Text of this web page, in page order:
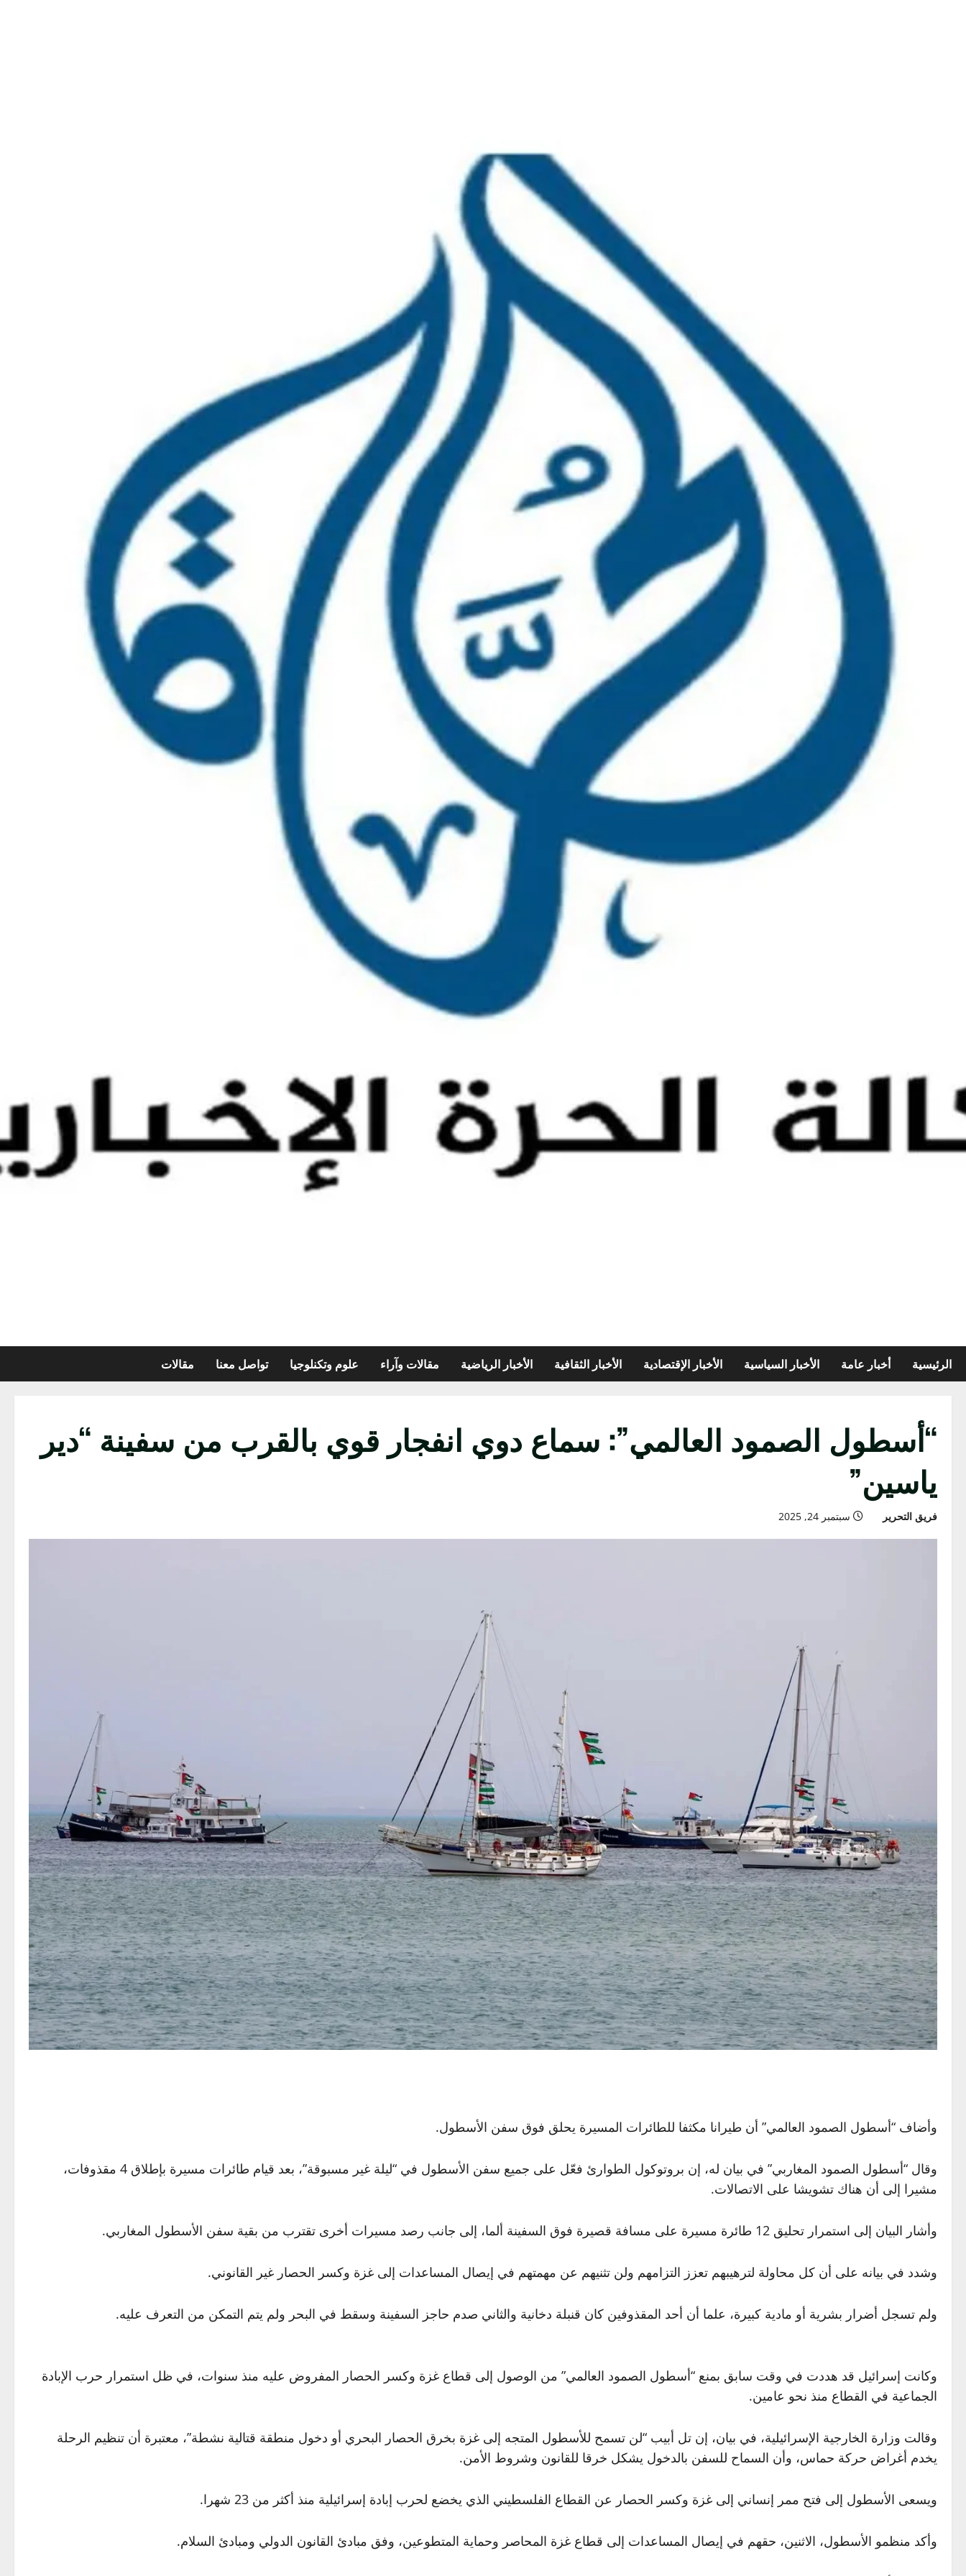
الرئيسية أخبار عامة الأخبار السياسية الأخبار الإقتصادية الأخبار الثقافية الأخبار الرياضية مقالات وآراء علوم وتكنلوجيا تواصل معنا مقالات
“أسطول الصمود العالمي”: سماع دوي انفجار قوي بالقرب من سفينة “دير
ياسين”
فريق التحرير سبتمبر 24, 2025
وأضاف “أسطول الصمود العالمي” أن طيرانا مكثفا للطائرات المسيرة يحلق فوق سفن الأسطول.
وقال “أسطول الصمود المغاربي” في بيان له، إن بروتوكول الطوارئ فعّل على جميع سفن الأسطول في “ليلة غير مسبوقة”، بعد قيام طائرات مسيرة بإطلاق 4 مقذوفات،
مشيرا إلى أن هناك تشويشا على الاتصالات.
وأشار البيان إلى استمرار تحليق 12 طائرة مسيرة على مسافة قصيرة فوق السفينة ألما، إلى جانب رصد مسيرات أخرى تقترب من بقية سفن الأسطول المغاربي.
وشدد في بيانه على أن كل محاولة لترهيبهم تعزز التزامهم ولن تثنيهم عن مهمتهم في إيصال المساعدات إلى غزة وكسر الحصار غير القانوني.
ولم تسجل أضرار بشرية أو مادية كبيرة، علما أن أحد المقذوفين كان قنبلة دخانية والثاني صدم حاجز السفينة وسقط في البحر ولم يتم التمكن من التعرف عليه.
وكانت إسرائيل قد هددت في وقت سابق بمنع “أسطول الصمود العالمي” من الوصول إلى قطاع غزة وكسر الحصار المفروض عليه منذ سنوات، في ظل استمرار حرب الإبادة
الجماعية في القطاع منذ نحو عامين.
وقالت وزارة الخارجية الإسرائيلية، في بيان، إن تل أبيب “لن تسمح للأسطول المتجه إلى غزة بخرق الحصار البحري أو دخول منطقة قتالية نشطة”، معتبرة أن تنظيم الرحلة
يخدم أغراض حركة حماس، وأن السماح للسفن بالدخول يشكل خرقا للقانون وشروط الأمن.
ويسعى الأسطول إلى فتح ممر إنساني إلى غزة وكسر الحصار عن القطاع الفلسطيني الذي يخضع لحرب إبادة إسرائيلية منذ أكثر من 23 شهرا.
وأكد منظمو الأسطول، الاثنين، حقهم في إيصال المساعدات إلى قطاع غزة المحاصر وحماية المتطوعين، وفق مبادئ القانون الدولي ومبادئ السلام.